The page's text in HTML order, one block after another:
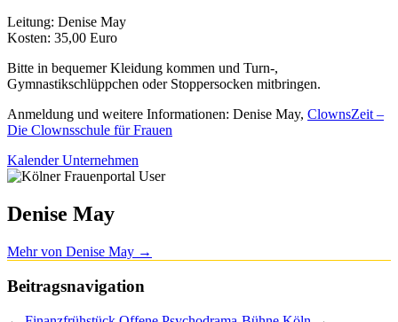
Leitung: Denise May
Kosten: 35,00 Euro
Bitte in bequemer Kleidung kommen und Turn-,
Gymnastikschlüppchen oder Stoppersocken mitbringen.
Anmeldung und weitere Informationen: Denise May, ClownsZeit –
Die Clownsschule für Frauen
Kalender Unternehmen
Denise May
Mehr von Denise May →
Beitragsnavigation